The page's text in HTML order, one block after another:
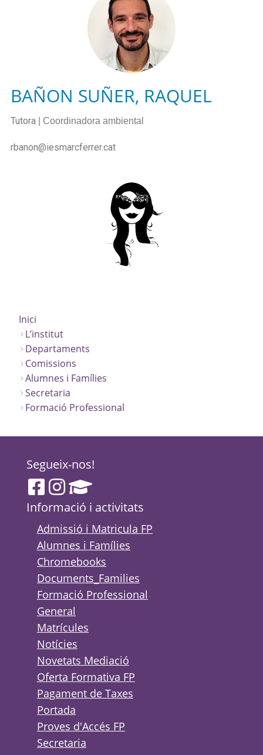
BAÑON SUÑER, RAQUEL
Tutora | Coordinadora ambiental
rbanon@iesmarcferrer.cat
Inici
L’institut
Departaments
Comissions
Alumnes i Famílies
Secretaria
Formació Professional
Segueix-nos!
Informació i activitats
Admissió i Matricula FP
Alumnes i Famílies
Chromebooks
Documents_Families
Formació Professional
General
Matrícules
Notícies
Novetats Mediació
Oferta Formativa FP
Pagament de Taxes
Portada
Proves d'Accés FP
Secretaria